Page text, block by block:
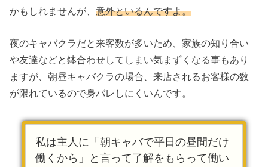
かもしれませんが、意外といるんですよ。
夜のキャバクラだと来客数が多いため、家族の知り合い
や友達などと鉢合わせしてしまい気まずくなる事もあり
ますが、朝昼キャバクラの場合、来店されるお客様の数
が限れているので身バレしにくいんです。
私は主人に「朝キャバで平日の昼間だけ
働くから」と言って了解をもらって働い